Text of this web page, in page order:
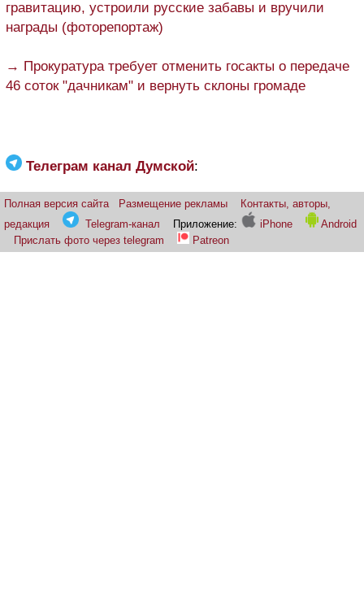
гравитацию, устроили русские забавы и вручили
награды (фоторепортаж)
→ Прокуратура требует отменить госакты о передаче
46 соток "дачникам" и вернуть склоны громаде
Телеграм канал Думской:
Полная версия сайта Размещение рекламы
Контакты, авторы,
редакция
Telegram-канал Приложение: iPhone
Android
Прислать фото через telegram
Patreon